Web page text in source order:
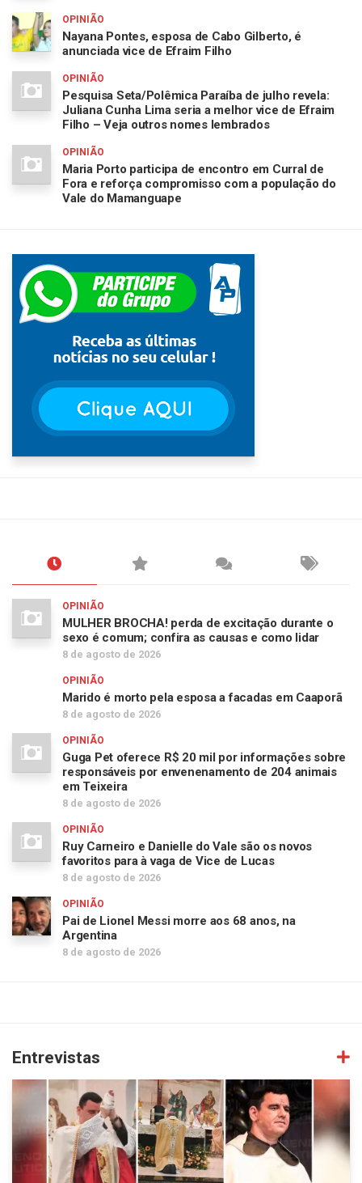
OPINIÃO
Nayana Pontes, esposa de Cabo Gilberto, é
anunciada vice de Efraim Filho
OPINIÃO
Pesquisa Seta/Polêmica Paraíba de julho revela:
Juliana Cunha Lima seria a melhor vice de Efraim
Filho – Veja outros nomes lembrados
OPINIÃO
Maria Porto participa de encontro em Curral de
Fora e reforça compromisso com a população do
Vale do Mamanguape
OPINIÃO
MULHER BROCHA! perda de excitação durante o
sexo é comum; confira as causas e como lidar
8 de agosto de 2026
OPINIÃO
Marido é morto pela esposa a facadas em Caaporã
8 de agosto de 2026
OPINIÃO
Guga Pet oferece R$ 20 mil por informações sobre
responsáveis por envenenamento de 204 animais
em Teixeira
8 de agosto de 2026
OPINIÃO
Ruy Carneiro e Danielle do Vale são os novos
favoritos para à vaga de Vice de Lucas
8 de agosto de 2026
OPINIÃO
Pai de Lionel Messi morre aos 68 anos, na
Argentina
8 de agosto de 2026
Entrevistas